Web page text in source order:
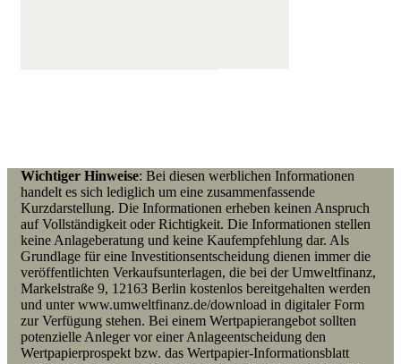
Wichtiger Hinweise: Bei diesen werblichen Informationen
handelt es sich lediglich um eine zusammenfassende
Kurzdarstellung. Die Informationen erheben keinen Anspruch
auf Vollständigkeit oder Richtigkeit. Die Informationen stellen
keine Anlageberatung und keine Kaufempfehlung dar. Als
Grundlage für eine Investitionsentscheidung dienen immer die
veröffentlichten Verkaufsunterlagen, die bei der Umweltfinanz,
Markelstraße 9, 12163 Berlin kostenlos bereitgehalten werden
und unter www.umweltfinanz.de/download in digitaler Form
zur Verfügung stehen. Bei einem Wertpapierangebotsollten
potenzielle Anleger vor einer Anlageentscheidung den
Wertpapierprospekt bzw. das Wertpapier-Informationsblatt